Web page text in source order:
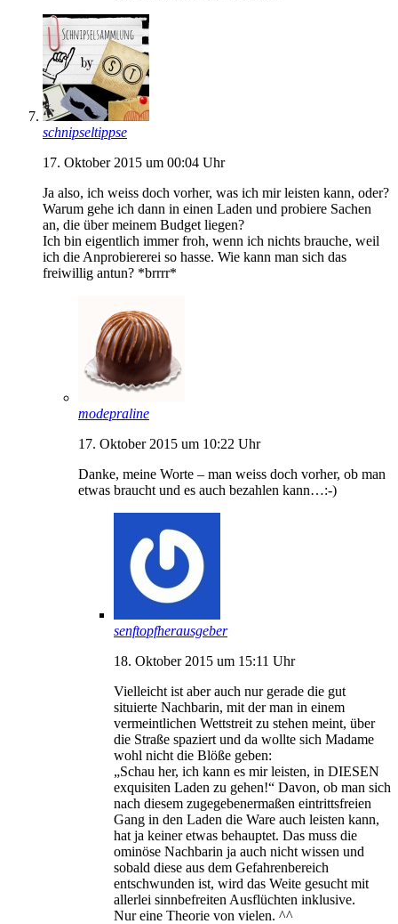
schnipseltippse
17. Oktober 2015 um 00:04 Uhr
Ja also, ich weiss doch vorher, was ich mir leisten kann, oder?
Warum gehe ich dann in einen Laden und probiere Sachen
an, die über meinem Budget liegen?
Ich bin eigentlich immer froh, wenn ich nichts brauche, weil
ich die Anprobiererei so hasse. Wie kann man sich das
freiwillig antun? *brrrr*
modepraline
17. Oktober 2015 um 10:22 Uhr
Danke, meine Worte – man weiss doch vorher, ob man
etwas braucht und es auch bezahlen kann…:-)
senftopfherausgeber
18. Oktober 2015 um 15:11 Uhr
Vielleicht ist aber auch nur gerade die gut
situierte Nachbarin, mit der man in einem
vermeintlichen Wettstreit zu stehen meint, über
die Straße spaziert und da wollte sich Madame
wohl nicht die Blöße geben:
„Schau her, ich kann es mir leisten, in DIESEN
exquisiten Laden zu gehen!“ Davon, ob man sich
nach diesem zugegebenermaßen eintrittsfreien
Gang in den Laden die Ware auch leisten kann,
hat ja keiner etwas behauptet. Das muss die
ominöse Nachbarin ja auch nicht wissen und
sobald diese aus dem Gefahrenbereich
entschwunden ist, wird das Weite gesucht mit
allerlei sinnbefreiten Ausflüchten inklusive.
Nur eine Theorie von vielen. ^^